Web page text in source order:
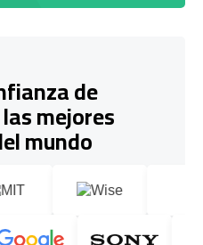
de
mejores
mundo